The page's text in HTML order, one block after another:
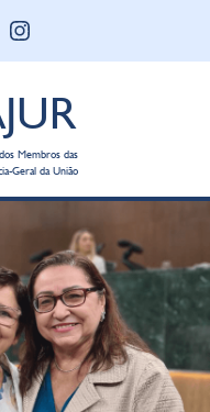
Membros das
Geral da União